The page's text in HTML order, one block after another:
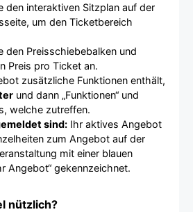
den interaktiven Sitzplan auf der
um den Ticketbereich
den Preisschiebebalken und
Preis pro Ticket an.
zusätzliche Funktionen enthält,
und dann „Funktionen“ und
welche zutreffen.
sind: Ihr aktives Angebot
zum Angebot auf der
mit einer blauen
Angebot“ gekennzeichnet.
nützlich?